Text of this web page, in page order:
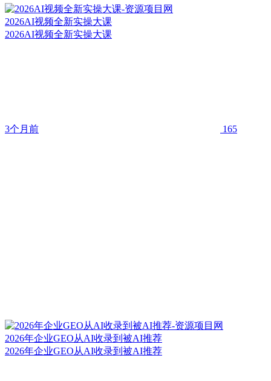
2026AI视频全新实操大课
2026AI视频全新实操大课
3个月前 165
2026年企业GEO从AI收录到被AI推荐
2026年企业GEO从AI收录到被AI推荐